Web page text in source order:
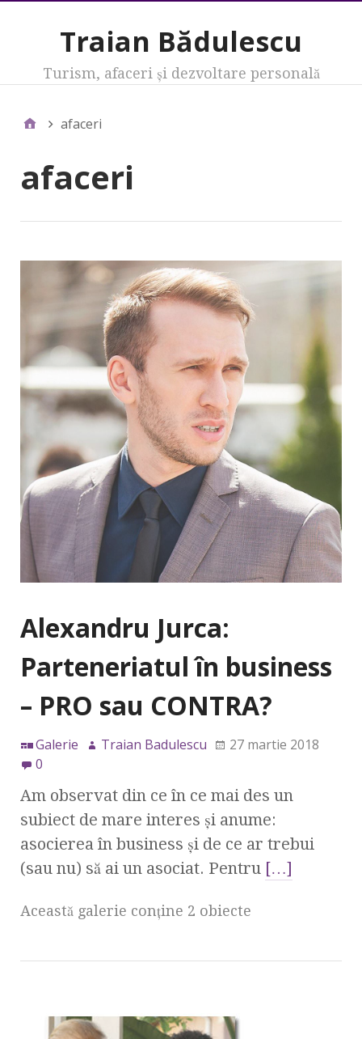
Traian Bădulescu
Turism, afaceri şi dezvoltare personală
afaceri
afaceri
Alexandru Jurca:
Parteneriatul în business
– PRO sau CONTRA?
Galerie Traian Badulescu
27 martie 2018
0
Am observat din ce în ce mai des un
subiect de mare interes şi anume:
asocierea în business şi de ce ar trebui
(sau nu) să ai un asociat. Pentru […]
Această galerie conţine 2 obiecte